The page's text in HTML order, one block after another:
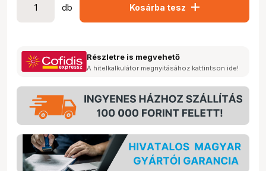
db Kosárba tesz add
Részletre is megvehető
A hitelkalkulátor megnyitásához kattintson ide!